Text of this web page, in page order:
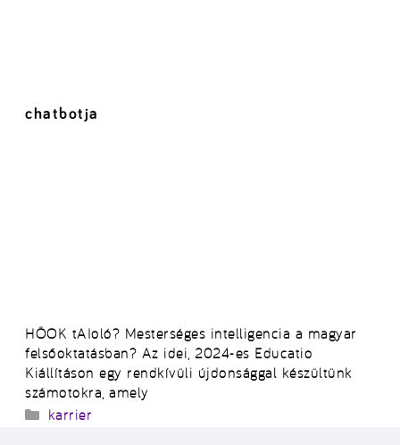
chatbotja
HÖOK tAIoló? Mesterséges intelligencia a magyar
felsőoktatásban? Az idei, 2024-es Educatio
Kiállításon egy rendkívüli újdonsággal készültünk
számotokra, amely
Kategória
karrier